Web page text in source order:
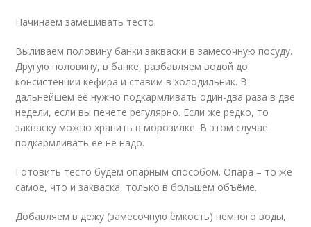
Начинаем замешивать тесто.
Выливаем половину банки закваски в замесочную посуду.
Другую половину, в банке, разбавляем водой до
консистенции кефира и ставим в холодильник. В
дальнейшем её нужно подкармливать один-два раза в две
недели, если вы печете регулярно. Если же редко, то
закваску можно хранить в морозилке. В этом случае
подкармливать ее не надо.
Готовить тесто будем опарным способом. Опара – то же
самое, что и закваска, только в большем объёме.
Добавляем в дежу (замесочную ёмкость) немного воды,